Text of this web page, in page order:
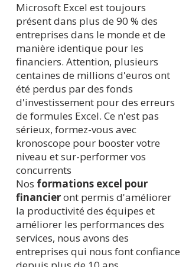
Microsoft Excel est toujours
présent dans plus de 90 % des
entreprises dans le monde et de
manière identique pour les
financiers. Attention, plusieurs
centaines de millions d'euros ont
été perdus par des fonds
d'investissement pour des erreurs
de formules Excel. Ce n'est pas
sérieux, formez-vous avec
kronoscope pour booster votre
niveau et sur-performer vos
concurrents
Nos formations excel pour
financieront permis d'améliorer
la productivité des équipes et
améliorer les performances des
services, nous avons des
entreprises qui nous font confiance